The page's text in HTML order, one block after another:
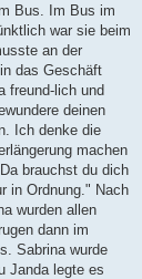
Bus. Im Bus im
war sie beim
an der
das Geschäft
freund-lich und
deinen
Ich denke die
machen
brauchst du dich
in Ordnung." Nach
wurden allen
dann im
Sabrina wurde
Janda legte es